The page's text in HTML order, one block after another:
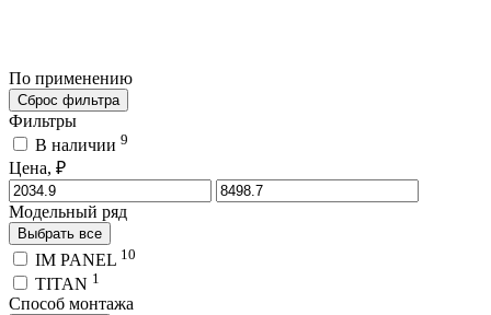
По применению
Сброс фильтра
Фильтры
В наличии 9
Цена, ₽
Модельный ряд
Выбрать все
IM PANEL 10
TITAN 1
Способ монтажа